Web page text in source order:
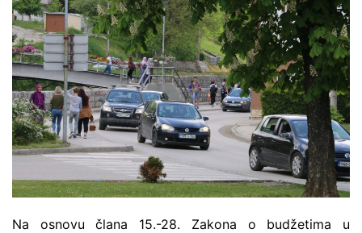
n
d
a
n
e
m
a
i
l
Na osnovu člana 15.-28. Zakona o budžetima u